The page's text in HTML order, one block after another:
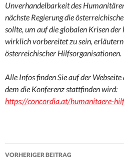
Unverhandelbarkeit des
nächste Regierung die
sollte, um auf die globalen Krisen
wirklich vorbereitet zu sein,
österreichischer Hilfsorganisationen.
Alle Infos finden Sie auf der
dem die Konferenz stattfinden wird:
https://concordia.at/humanitaere-
Beitrags-
VORHERIGER BEITRAG